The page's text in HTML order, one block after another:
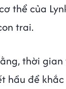
thể của
trai.
thời
hầu để